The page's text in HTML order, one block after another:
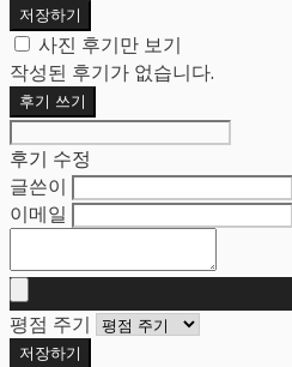
저장하기
사진 후기만 보기
작성된 후기가 없습니다.
후기 쓰기
후기 수정
글쓴이
이메일
평점 주기
저장하기